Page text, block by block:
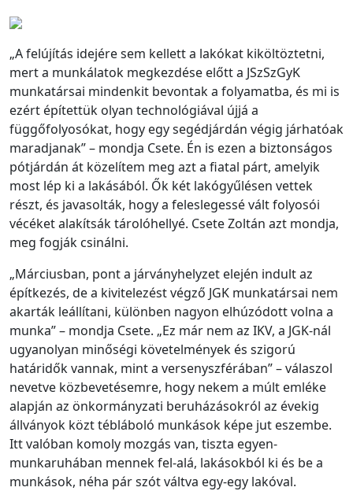
„A felújítás idejére sem kellett a lakókat kiköltöztetni,
mert a munkálatok megkezdése előtt a JSzSzGyK
munkatársai mindenkit bevontak a folyamatba, és mi is
ezért építettük olyan technológiával újjá a
függőfolyosókat, hogy egy segédjárdán végig járhatóak
maradjanak” – mondja Csete. Én is ezen a biztonságos
pótjárdán át közelítem meg azt a fiatal párt, amelyik
most lép ki a lakásából. Ők két lakógyűlésen vettek
részt, és javasolták, hogy a feleslegessé vált folyosói
vécéket alakítsák tárolóhellyé. Csete Zoltán azt mondja,
meg fogják csinálni.
„Márciusban, pont a járványhelyzet elején indult az
építkezés, de a kivitelezést végző JGK munkatársai nem
akarták leállítani, különben nagyon elhúzódott volna a
munka” – mondja Csete. „Ez már nem az IKV, a JGK-nál
ugyanolyan minőségi követelmények és szigorú
határidők vannak, mint a versenyszférában” – válaszol
nevetve közbevetésemre, hogy nekem a múlt emléke
alapján az önkormányzati beruházásokról az évekig
állványok közt tébláboló munkások képe jut eszembe.
Itt valóban komoly mozgás van, tiszta egyen-
munkaruhában mennek fel-alá, lakásokból ki és be a
munkások, néha pár szót váltva egy-egy lakóval.